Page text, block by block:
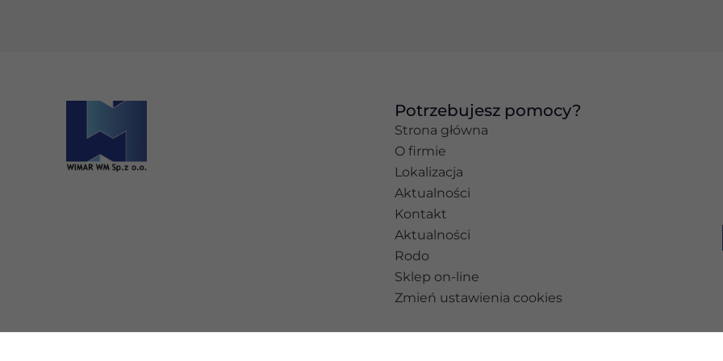
Potrzebujesz pomocy?
Strona główna
O firmie
Lokalizacja
Aktualności
Kontakt
Aktualności
Rodo
Sklep on-line
Zmień ustawienia cookies
znikną ze strony